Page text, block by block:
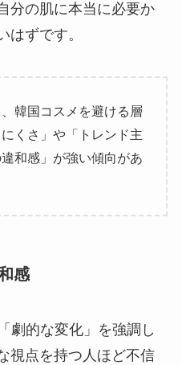
分の肌に本当に必要か
はずです。
韓国コスメを避ける層
くさ」や「トレンド主
和感」が強い傾向があ
感
劇的な変化」を強調し
視点を持つ人ほど不信